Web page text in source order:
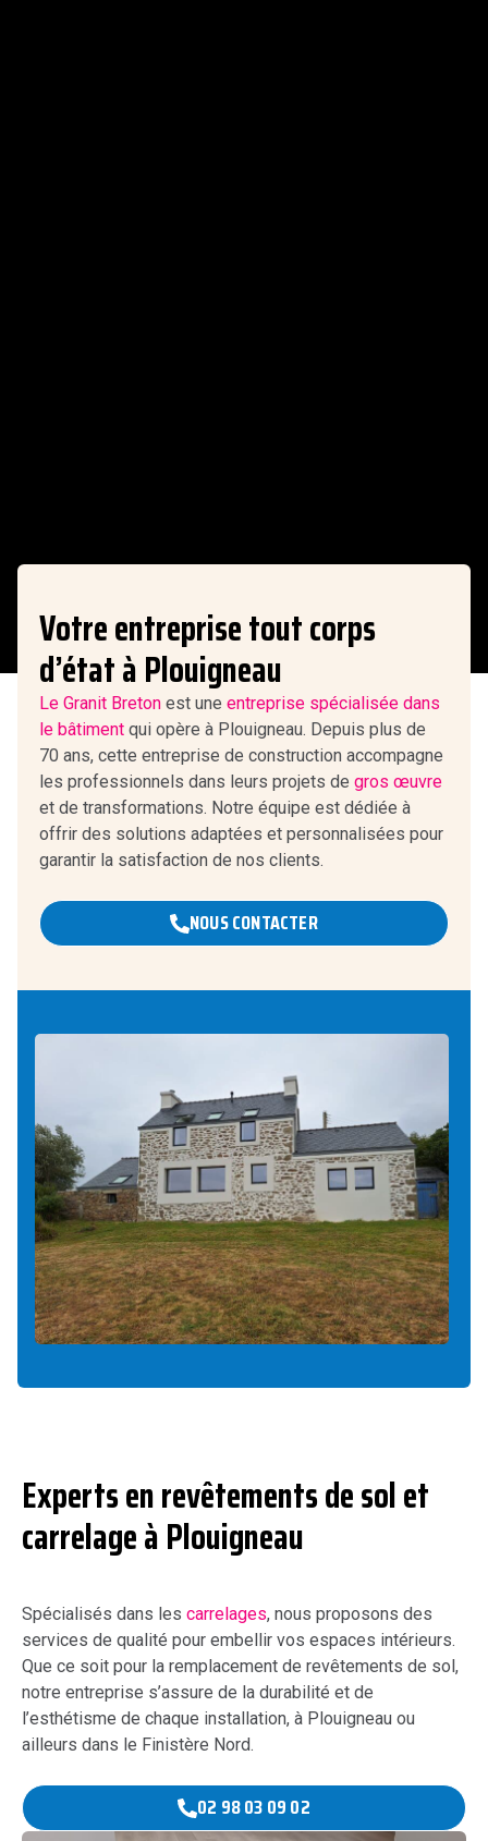
Votre entreprise tout corps
d’état à Plouigneau
Le Granit Breton est une entreprise spécialisée dans
le bâtiment qui opère à Plouigneau. Depuis plus de
70 ans, cette entreprise de construction accompagne
les professionnels dans leurs projets de gros œuvre
et de transformations. Notre équipe est dédiée à
offrir des solutions adaptées et personnalisées pour
garantir la satisfaction de nos clients.
NOUS CONTACTER
Experts en revêtements de sol et
carrelage à Plouigneau
Spécialisés dans les carrelages, nous proposons des
services de qualité pour embellir vos espaces intérieurs.
Que ce soit pour la remplacement de revêtements de sol,
notre entreprise s’assure de la durabilité et de
l’esthétisme de chaque installation, à Plouigneau ou
ailleurs dans le Finistère Nord.
02 98 03 09 02